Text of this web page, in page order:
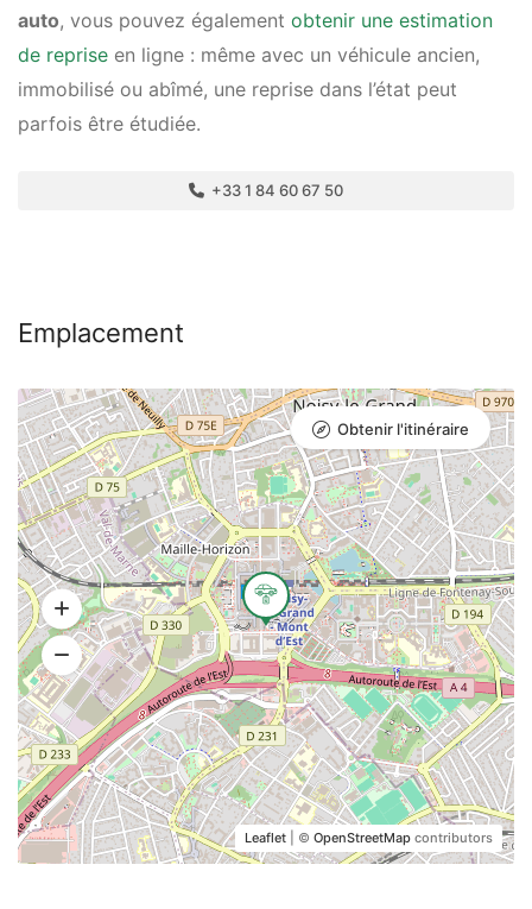
auto, vous pouvez également obtenir une estimation
de reprise en ligne : même avec un véhicule ancien,
immobilisé ou abîmé, une reprise dans l’état peut
parfois être étudiée.
+33 1 84 60 67 50
Emplacement
Leaflet | © OpenStreetMap contributors
Obtenir l'itinéraire